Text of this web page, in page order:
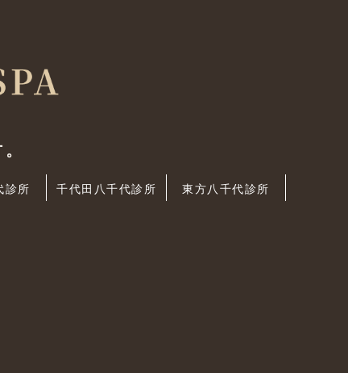
診所 千代田八千代診所 東方八千代診所